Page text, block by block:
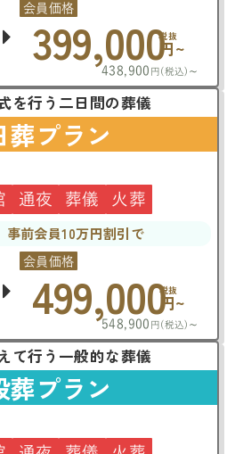
会員価格
399,000税抜
円~
438,900 円(税込) ~
を行う二日間の葬儀
葬プラン
通夜 葬儀 火葬
事前会員10万円割引で
会員価格
499,000税抜
円~
548,900 円(税込) ~
て行う一般的な葬儀
葬プラン